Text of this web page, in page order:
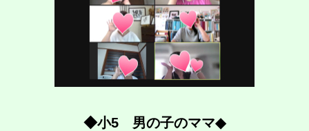
◆小5 男の子のママ◆